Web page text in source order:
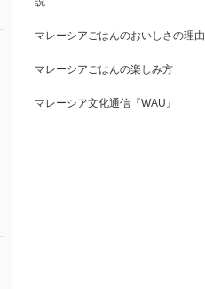
マレーシアごはんのおいしさの理由
マレーシアごはんの楽しみ方
マレーシア文化通信『WAU』